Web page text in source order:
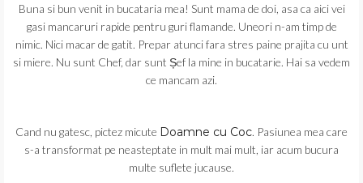
Buna si bun venit in bucataria mea! Sunt mama de doi, asa ca aici vei
gasi mancaruri rapide pentru guri flamande. Uneori n-am timp de
nimic. Nici macar de gatit. Prepar atunci fara stres paine prajita cu unt
si miere. Nu sunt Chef, dar sunt Șef la mine in bucatarie. Hai sa vedem
ce mancam azi.
Cand nu gatesc, pictez micute Doamne cu Coc. Pasiunea mea care
s-a transformat pe neasteptate in mult mai mult, iar acum bucura
multe suflete jucause.